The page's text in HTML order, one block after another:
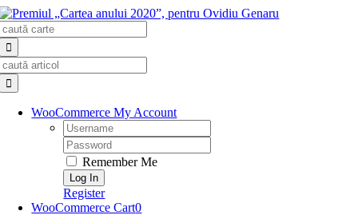
Skip
to
content
WooCommerce My Account
Username:
Password:
Remember Me
Register
WooCommerce Cart0